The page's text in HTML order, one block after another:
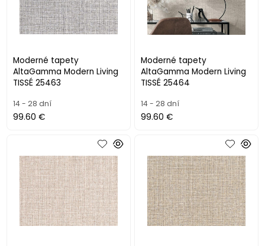
Moderné tapety
AltaGamma Modern Living
TISSÉ 25463
14 - 28 dní
99.60 €
Moderné tapety
AltaGamma Modern Living
TISSÉ 25464
14 - 28 dní
99.60 €